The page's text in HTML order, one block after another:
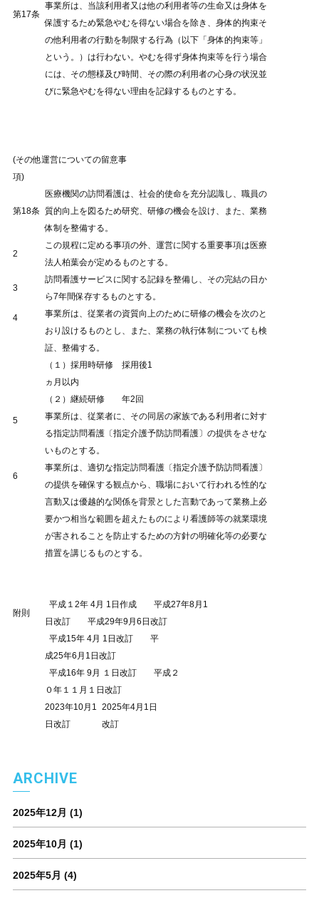
第17条
事業所は、当該利用者又は他の利用者等の生命又は身体を
保護するため緊急やむを得ない場合を除き、身体的拘束そ
の他利用者の行動を制限する行為（以下「身体的拘束等」
という。）は行わない。やむを得ず身体拘束等を行う場合
には、その態様及び時間、その際の利用者の心身の状況並
びに緊急やむを得ない理由を記録するものとする。
(その他運営についての留意事
項)
第18条
医療機関の訪問看護は、社会的使命を充分認識し、職員の
質的向上を図るため研究、研修の機会を設け、また、業務
体制を整備する。
2
この規程に定める事項の外、運営に関する重要事項は医療
法人柏葉会が定めるものとする。
3
訪問看護サービスに関する記録を整備し、その完結の日か
ら7年間保存するものとする。
4
事業所は、従業者の資質向上のために研修の機会を次のと
おり設けるものとし、また、業務の執行体制についても検
証、整備する。
（１）採用時研修 採用後1
ヵ月以内
（２）継続研修 年2回
5
事業所は、従業者に、その同居の家族である利用者に対す
る指定訪問看護〔指定介護予防訪問看護〕の提供をさせな
いものとする。
6
事業所は、適切な指定訪問看護〔指定介護予防訪問看護〕
の提供を確保する観点から、職場において行われる性的な
言動又は優越的な関係を背景とした言動であって業務上必
要かつ相当な範囲を超えたものにより看護師等の就業環境
が害されることを防止するための方針の明確化等の必要な
措置を講じるものとする。
附則
平成１2年 4月 1日作成 平成27年8月1
日改訂 平成29年9月6日改訂
平成15年 4月 1日改訂 平
成25年6月1日改訂
平成16年 9月 １日改訂 平成２
０年１１月１日改訂
2023年10月1
日改訂
2025年4月1日
改訂
ARCHIVE
2025年12月 (1)
2025年10月 (1)
2025年5月 (4)